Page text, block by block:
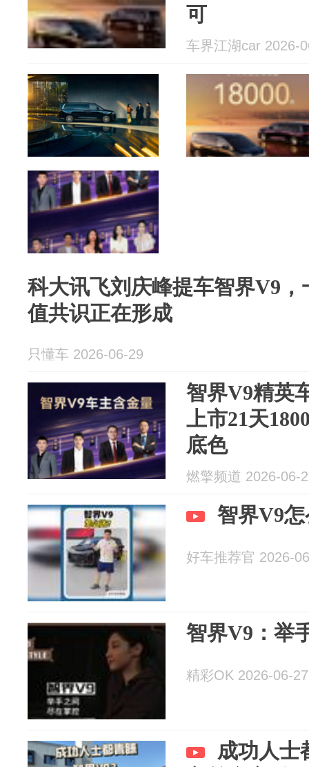
可
车界江湖car 2026-
科大讯飞刘庆峰提车智界V9
值共识正在形成
只懂车 2026-06-29
智界V9精英
上市21天
底色
燃擎频道 2026-06-
智界V9
好车推荐官 2026-
智界V9：举
精彩OK 2026-06-27
成功人士